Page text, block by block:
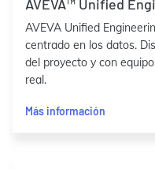
AVEVA™ Unified
AVEVA Unified
centrado en los datos.
del proyecto y con
real.
Más información